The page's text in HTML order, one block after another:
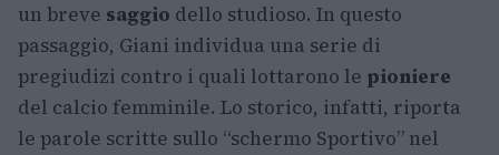
un breve saggio dello studioso. In questo
passaggio, Giani individua una serie di
pregiudizi contro i quali lottarono le pioniere
del calcio femminile. Lo storico, infatti, riporta
le parole scritte sullo “schermo Sportivo” nel